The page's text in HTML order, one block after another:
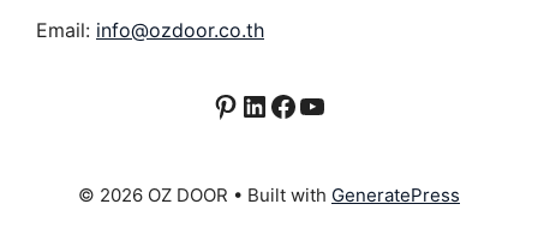
Email: info@ozdoor.co.th
Pinterest
LinkedIn
Facebook
YouTube
© 2026 OZ DOOR • Built with GeneratePress